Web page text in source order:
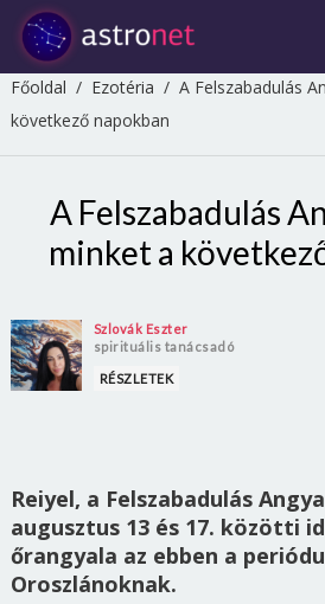
Főoldal / Ezotéria / A Felszabadulás
következő napokban
A Felszabadulás
minket a
Szlovák Eszter
spirituális tanácsadó
RÉSZLETEK
Reiyel, a Felszabadulás
augusztus 13 és 17. közötti
őrangyala az ebben a
Oroszlánoknak.